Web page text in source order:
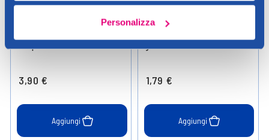
Personalizza
3,90 €
Aggiungi
Fresh & Clean
1,79 €
Aggiungi